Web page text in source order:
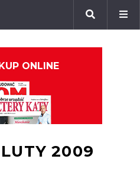
ONLINE
2009